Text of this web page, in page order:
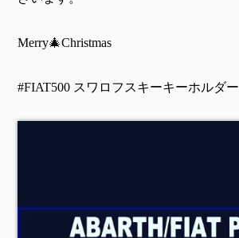
Merry🎄Christmas
#FIAT500 スワロフスキーキーホルダー